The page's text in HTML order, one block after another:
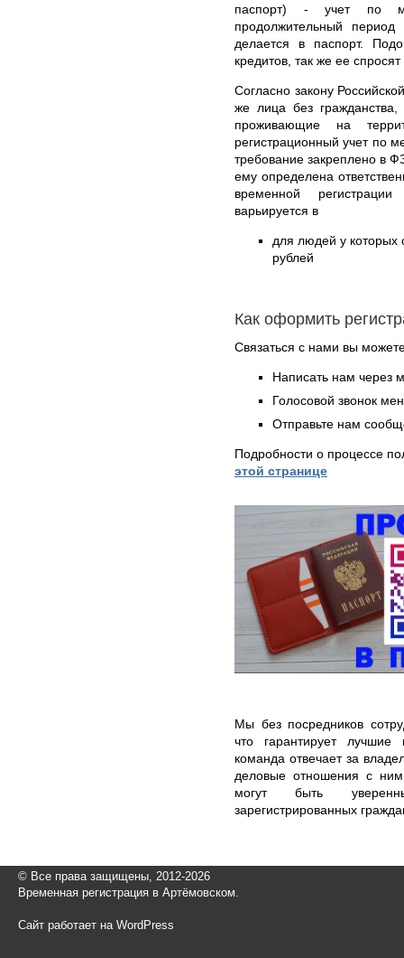
паспорт) - учет по
продолжительный
делается в паспорт.
кредитов, так же ее
Согласно закону
же лица без
проживающие на
регистрационный учет по
требование закреплено в
ему определена
временной
варьируется в
для людей у которых
рублей
Как оформить
Связаться с нами вы
Написать нам через
Голосовой звонок
Отправьте нам
Подробности о процессе
этой странице
Мы без посредников
что гарантирует
команда отвечает за
деловые отношения с
могут быть
зарегистрированных
© Все права защищены, 2012-2026
Временная регистрация в Артёмовском.
Сайт работает на WordPress